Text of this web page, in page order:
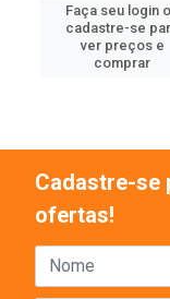
Faça seu login
cadastre-se
ver preços e
comprar
Cadastre-se
ofertas!